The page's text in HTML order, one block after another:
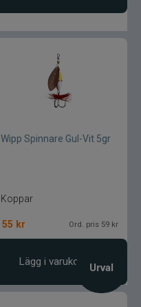
Urval
Wipp Spinnare Gul-Vit 5gr
Koppar
55 kr Ord. pris 59 kr
Lägg i varukorgen